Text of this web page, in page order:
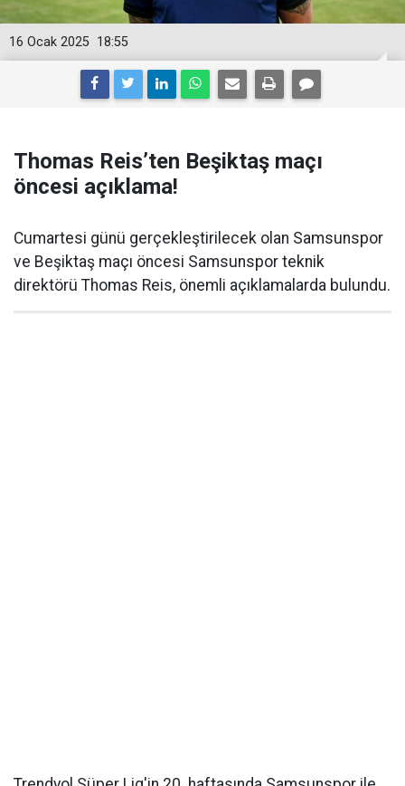
18:55
16 Ocak 2025
Thomas Reis’ten Beşiktaş maçı
öncesi açıklama!
Cumartesi günü gerçekleştirilecek olan Samsunspor
ve Beşiktaş maçı öncesi Samsunspor teknik
direktörü Thomas Reis, önemli açıklamalarda bulundu.